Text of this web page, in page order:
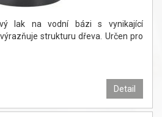
lak na vodní bázi s vynikající
strukturu dřeva. Určen pro
Detail